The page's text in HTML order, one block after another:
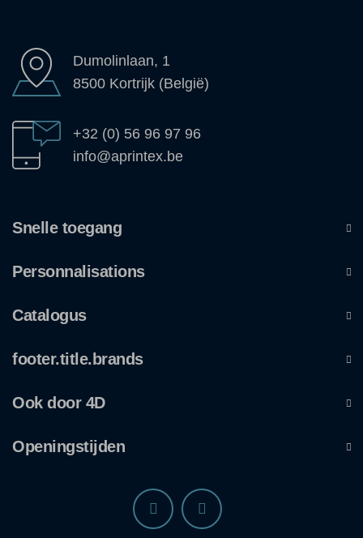
Dumolinlaan, 1
8500 Kortrijk (België)
+32 (0) 56 96 97 96
info@aprintex.be
Snelle toegang
Personnalisations
Catalogus
footer.title.brands
Ook door 4D
Openingstijden